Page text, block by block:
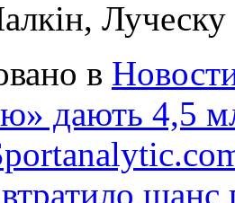
Луческу
в
дають 4,5
шанс